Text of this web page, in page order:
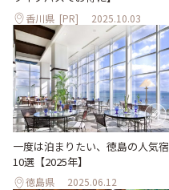
香川県 [PR] 2025.10.03
一度は泊まりたい、徳島の人気宿
10選【2025年】
徳島県 2025.06.12